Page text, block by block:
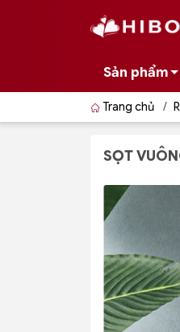
Sản phẩm
Trang chủ /
SỌT